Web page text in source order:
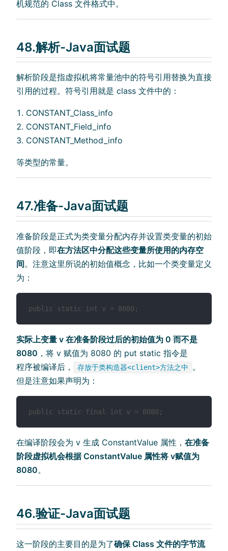
机规范的 Class 文件格式中。
48.解析-Java面试题
解析阶段是指虚拟机将常量池中的符号引用替换为直接
引用的过程。符号引用就是 class 文件中的：
CONSTANT_Class_info
CONSTANT_Field_info
CONSTANT_Method_info
等类型的常量。
47.准备-Java面试题
准备阶段是正式为类变量分配内存并设置类变量的初始
值阶段，即在方法区中分配这些变量所使用的内存空
间。注意这里所说的初始值概念，比如一个类变量定义
为：
public static int v = 8080;
实际上变量 v 在准备阶段过后的初始值为 0 而不是
8080 ，将 v 赋值为 8080 的 put static 指令是
程序被编译后，
存放于类构造器<client>方法之中
。
但是注意如果声明为：
public static final int v = 8080;
在编译阶段会为 v 生成 ConstantValue 属性， 在准备
阶段虚拟机会根据 ConstantValue 属性将 v赋值为
8080。
46.验证-Java面试题
这一阶段的主要目的是为了确保 Class 文件的字节流